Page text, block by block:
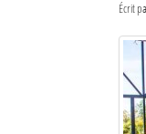
Écrit